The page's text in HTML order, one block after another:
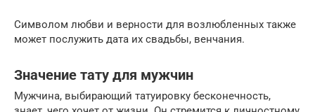
Символом любви и верности для возлюбленных также
может послужить дата их свадьбы, венчания.
Значение тату для мужчин
Мужчина, выбирающий татуировку бесконечность,